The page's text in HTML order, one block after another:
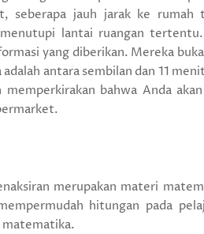
seberapa jauh jarak ke
lantai ruangan tertentu.
yang diberikan. Mereka
adalah antara sembilan dan 11
memperkirakan bahwa Anda
merupakan materi
hitungan pada
matematika.